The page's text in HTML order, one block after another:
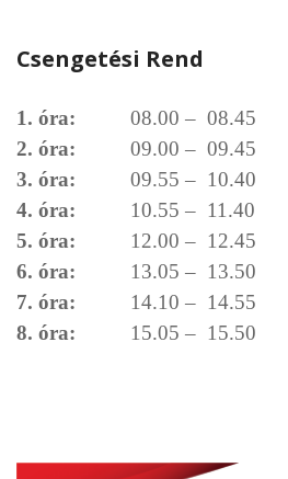
Csengetési Rend
1. óra:
08.00 – 08.45
2. óra: 09.00 – 09.45
3. óra: 09.55 – 10.40
4. óra: 10.55 – 11.40
5. óra: 12.00 – 12.45
6. óra: 13.05 – 13.50
7. óra: 14.10 – 14.55
8. óra: 15.05 – 15.50